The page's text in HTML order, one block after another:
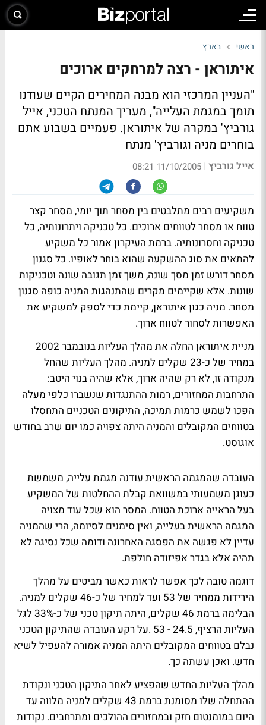
ראשי בארץ
איתוראן - רצה למרחקים ארוכים
"העניין המרכזי הוא מבנה המחירים הקיים שעודנו
תומך במגמת העלייה", מעריך המנתח הטכני, אייל
גורביץ' במקרה של איתוראן. פעמיים בשבוע אתם
בוחרים מניה וגורביץ' מנתח
אייל גורביץ |
11/10/2005 08:21
משקיעים רבים מתלבטים בין מסחר תוך יומי, מסחר קצר
טווח או מסחר לטווחים ארוכים. כל טכניקה ויתרונותיה, כל
טכניקה וחסרונותיה. ברמת העיקרון אמור כל משקיע
להתאים את סוג ההשקעה שהוא בוחר לאופיו. כל סגנון
מסחר דורש זמן מסך שונה, משך זמן תגובה שונה וטכניקות
שונות. אלא שקיימים מקרים שהתנהגות המניה כופה סגנון
מסחר. מניה כגון איתוראן, קיימת כדי לספק למשקיע את
האפשרות לסחור לטווח ארוך.
מניית איתוראן החלה את מהלך העליות בנובמבר 2002
במחיר של כ-23 שקלים למניה. מהלך העליות שהחל
מנקודה זו, לא רק שהיה ארוך, אלא שהיה בנוי היטב:
התרחבות המחזורים, רמות ההתנגדות שנשברו כלפי מעלה
הפכו לשמש כרמות תמיכה, התיקונים הטכניים התחסלו
בטווחים המקובלים והמניה היתה צפויה כמו יום שרב בחודש
אוגוסט.
העובדה שהמגמה הראשית עודנה מגמת עלייה, משמשת
כעוגן משמעותי במשוואת קבלת ההחלטות של המשקיע
בעל הראייה ארוכת הטווח. המסר הוא שכל עוד מצויה
המגמה הראשית בעלייה, ואין סימנים לסיומה, הרי שהמניה
עדיין לא פגשה את הפסגה האחרונה ודומה שכל נסיגה לא
תהיה אלא בגדר אפיזודה חולפת.
דוגמה טובה לכך אפשר לראות כאשר מביטים על מהלך
הירידות ממחיר של 53 ועד למחיר של כ-46 שקלים למניה.
הבלימה ברמת 46 שקלים, היתה תיקון טכני של כ-33% לגל
העליות הרציף, 24.5 - 53 .על רקע העובדה שהתיקון הטכני
נבלם בטווחים המקובלים היתה המניה אמורה להעפיל לשיא
חדש. ואכן עשתה כך.
מהלך העליות החדש שהפציע לאחר התיקון הטכני ונקודת
ההתחלה שלו מסומנת ברמת 43 שקלים למניה מלווה עד
היום במומנטום חזק ובמחזורים ההולכים ומתרחבים. נקודות